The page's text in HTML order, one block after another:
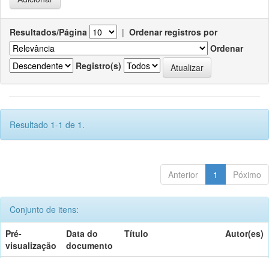
Resultados/Página | Ordenar registros por
Ordenar
Registro(s)
Resultado 1-1 de 1.
Anterior 1 Póximo
Conjunto de itens:
Pré-
visualização
Data do
documento
Título Autor(es)